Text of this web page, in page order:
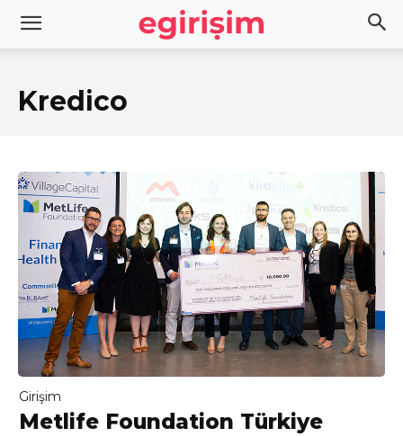
Kredico
Girişim
Metlife Foundation Türkiye